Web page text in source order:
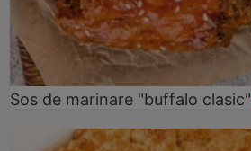
Sos de marinare "buffalo clasic"